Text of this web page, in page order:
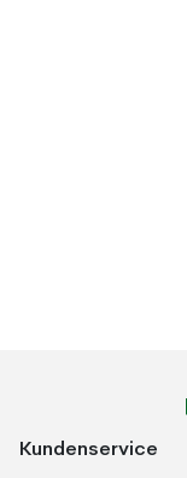
Kundenservice